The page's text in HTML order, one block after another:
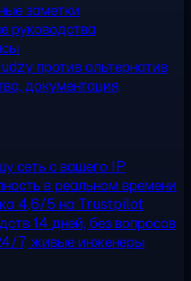
заметки
руководства
против альтернатив
документация,
сеть с вашего IP
в реальном времени
4,6/5 на Trustpilot
14 дней, без вопросов
7, живые инженеры